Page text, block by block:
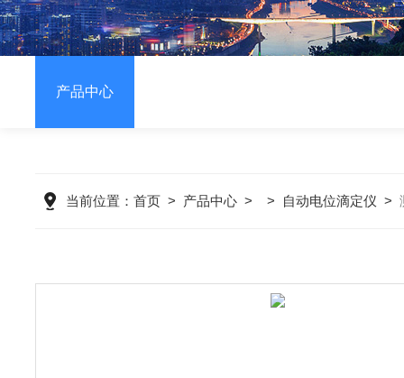
产品中心
当前位置： 首页 > 产品中心 > > 自动电位滴定仪 >